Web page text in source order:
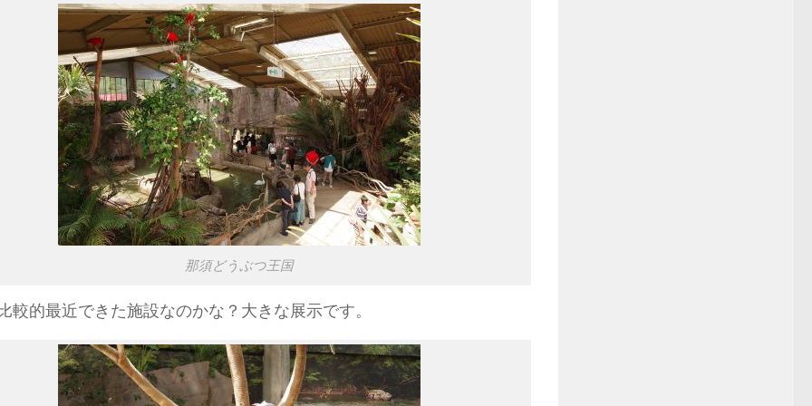
那須どうぶつ王国
較的最近できた施設なのかな？大きな展示です。